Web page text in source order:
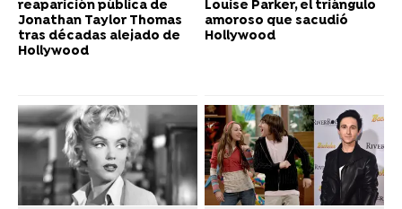
reaparición pública de
Jonathan Taylor Thomas
tras décadas alejado de
Hollywood
Louise Parker, el triángulo
amoroso que sacudió
Hollywood